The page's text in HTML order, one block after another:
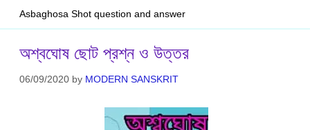
Asbaghosa Shot question and answer
অশ্বঘোষ ছোট প্রশ্ন ও উত্তর
06/09/2020 by MODERN SANSKRIT